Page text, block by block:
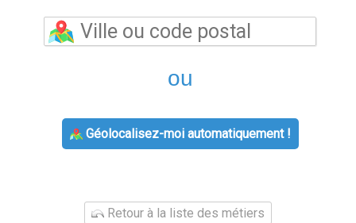
ou
Géolocalisez-moi automatiquement !
Retour à la liste des métiers